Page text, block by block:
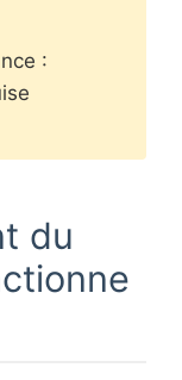
:
du